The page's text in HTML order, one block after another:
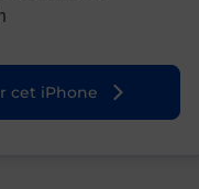
cet iPhone